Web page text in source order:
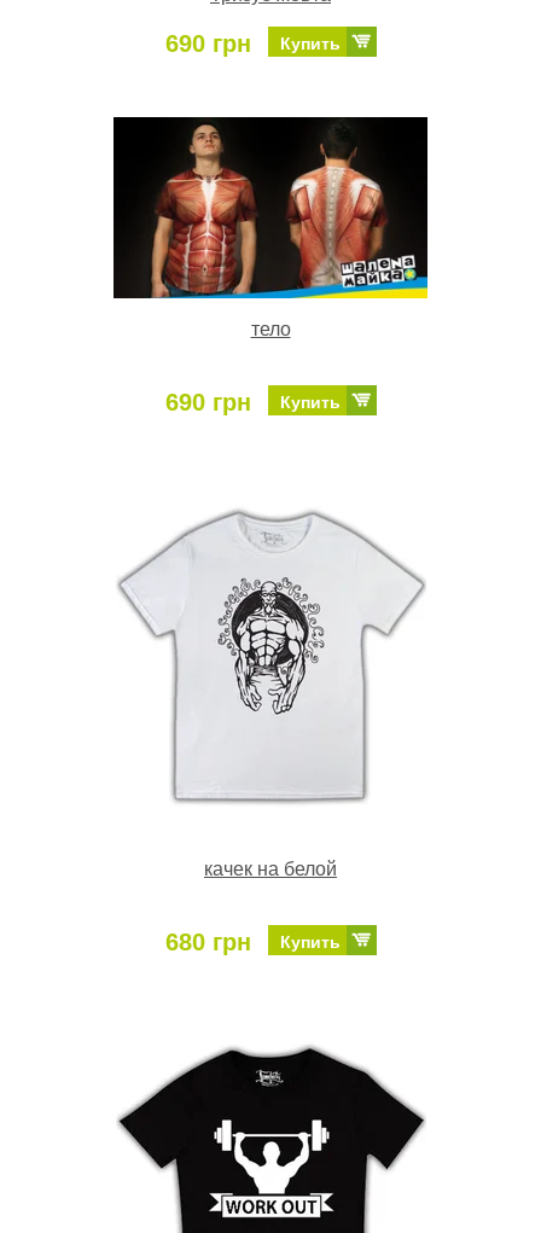
690 грн Купить
тело
690 грн Купить
качек на белой
680 грн Купить